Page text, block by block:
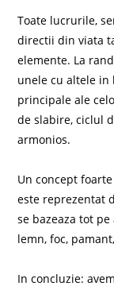
Toate lucrurile,
directii din viata
elemente. La
unele cu altele in
principale ale
de slabire, ciclul
armonios.
Un concept
este reprezentat
se bazeaza tot
lemn, foc,
In concluzie: